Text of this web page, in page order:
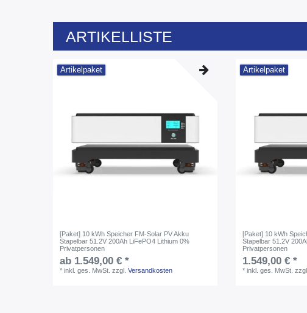
ARTIKELLISTE
Artikelpaket
[Paket] 10 kWh Speicher FM-Solar PV Akku
Stapelbar 51.2V 200Ah LiFePO4 Lithium 0%
Privatpersonen
ab 1.549,00 € *
*inkl. ges. MwSt. zzgl.Versandkosten
Artikelpaket
[Paket] 10 kWh
Stapelbar 51.2V
Privatpersonen
1.549,00 € *
*inkl. ges. MwSt.